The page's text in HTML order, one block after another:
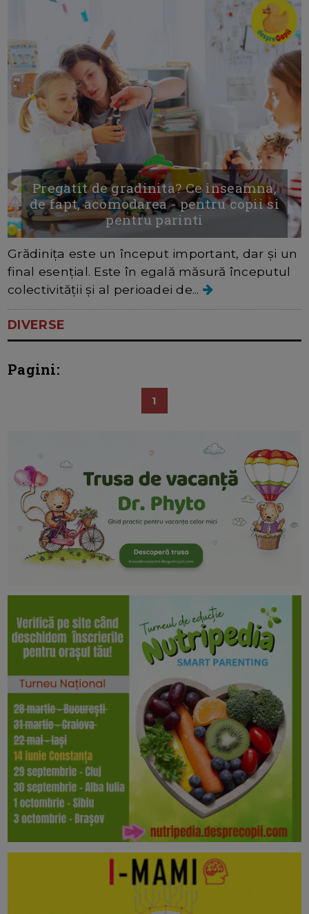
Pregatit de gradinita? Ce inseamna,
de fapt, acomodarea - pentru copii si
pentru parinti
Grădinița este un început important, dar și un
final esențial. Este în egală măsură începutul
colectivității și al perioadei de...
DIVERSE
Pagini:
1